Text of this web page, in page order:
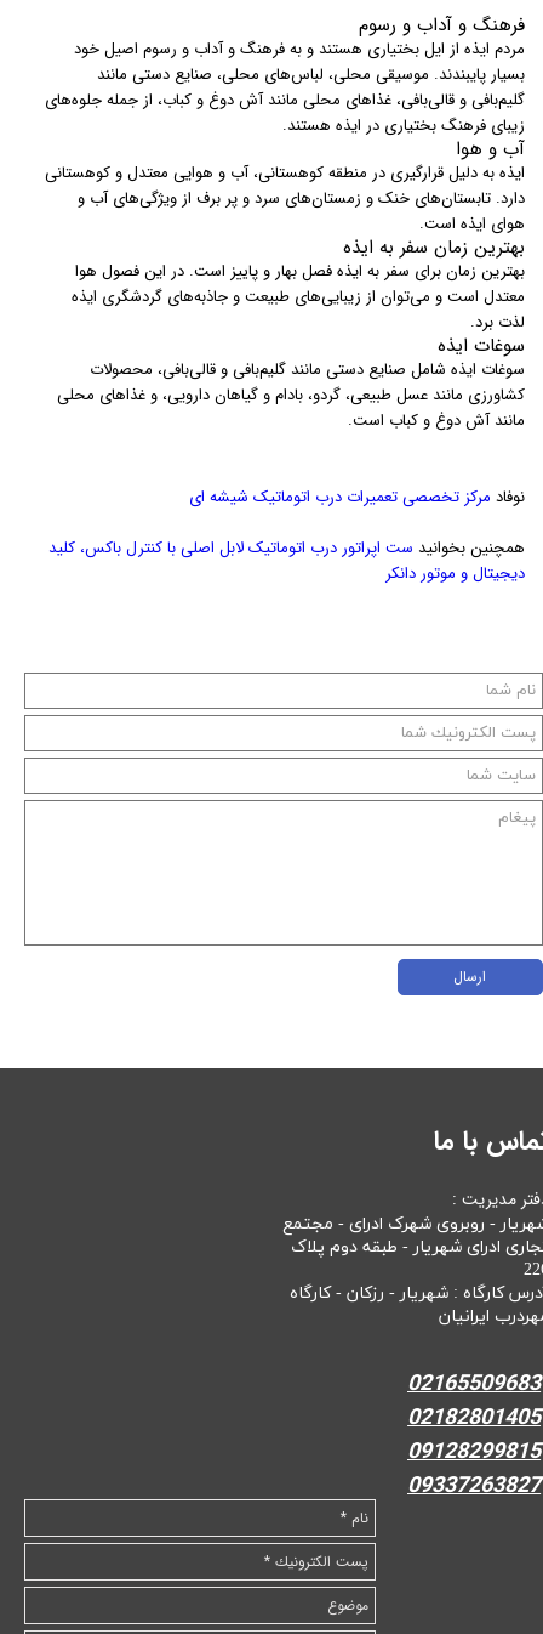
فرهنگ و آداب و رسوم
مردم ایذه از ایل بختیاری هستند و به فرهنگ و آداب و رسوم اصیل خود
بسیار پایبندند. موسیقی محلی، لباس‌های محلی، صنایع دستی مانند
گلیم‌بافی و قالی‌بافی، غذاهای محلی مانند آش دوغ و کباب، از جمله جلوه‌های
زیبای فرهنگ بختیاری در ایذه هستند.
آب و هوا
ایذه به دلیل قرارگیری در منطقه کوهستانی، آب و هوایی معتدل و کوهستانی
دارد. تابستان‌های خنک و زمستان‌های سرد و پر برف از ویژگی‌های آب و
هوای ایذه است.
بهترین زمان سفر به ایذه
بهترین زمان برای سفر به ایذه فصل بهار و پاییز است. در این فصول هوا
معتدل است و می‌توان از زیبایی‌های طبیعت و جاذبه‌های گردشگری ایذه
لذت برد.
سوغات ایذه
سوغات ایذه شامل صنایع دستی مانند گلیم‌بافی و قالی‌بافی، محصولات
کشاورزی مانند عسل طبیعی، گردو، بادام و گیاهان دارویی، و غذاهای محلی
مانند آش دوغ و کباب است.
نوفاد مرکز تخصصی تعمیرات درب اتوماتیک شیشه ای
همچنین بخوانید ست اپراتور درب اتوماتیک لابل اصلی با کنترل باکس، کلید
دیجیتال و موتور دانکر
ارسال
با ما
مدیریت :
- روبروی شهرک ادرای - مجتمع
ادرای شهریار - طبقه دوم پلاک
کارگاه : شهریار - رزکان - کارگاه
ایرانیان
02165509683
02182801405
09128299815
09337263827